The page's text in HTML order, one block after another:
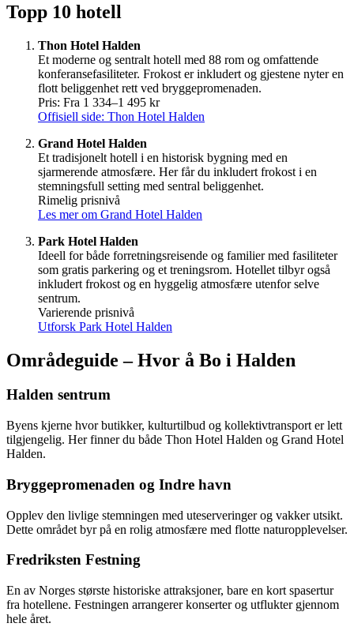
Topp 10 hotell
Thon Hotel Halden
Et moderne og sentralt hotell med 88 rom og omfattende
konferansefasiliteter. Frokost er inkludert og gjestene nyter en
flott beliggenhet rett ved bryggepromenaden.
Pris: Fra 1 334–1 495 kr
Offisiell side: Thon Hotel Halden
Grand Hotel Halden
Et tradisjonelt hotell i en historisk bygning med en
sjarmerende atmosfære. Her får du inkludert frokost i en
stemningsfull setting med sentral beliggenhet.
Rimelig prisnivå
Les mer om Grand Hotel Halden
Park Hotel Halden
Ideell for både forretningsreisende og familier med fasiliteter
som gratis parkering og et treningsrom. Hotellet tilbyr også
inkludert frokost og en hyggelig atmosfære utenfor selve
sentrum.
Varierende prisnivå
Utforsk Park Hotel Halden
Områdeguide – Hvor å Bo i Halden
Halden sentrum
Byens kjerne hvor butikker, kulturtilbud og kollektivtransport er lett
tilgjengelig. Her finner du både Thon Hotel Halden og Grand Hotel
Halden.
Bryggepromenaden og Indre havn
Opplev den livlige stemningen med uteserveringer og vakker utsikt.
Dette området byr på en rolig atmosfære med flotte naturopplevelser.
Fredriksten Festning
En av Norges største historiske attraksjoner, bare en kort spasertur
fra hotellene. Festningen arrangerer konserter og utflukter gjennom
hele året.